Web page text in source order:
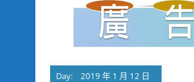
Day: 2019 年 1 月 12 日